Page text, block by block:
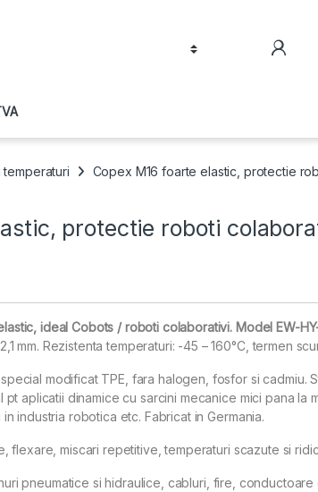
Copex M16 foarte elastic, protectie
protectie roboti
ideal Cobots / roboti colaborativi. Model EW-HY-
mm. Rezistenta temperaturi: -45 – 160°C, termen
modificat TPE, fara halogen, fosfor si cadmiu.
aplicatii dinamice cu sarcini mecanice mici pana la
industria robotica etc. Fabricat in Germania.
flexare, miscari repetitive, temperaturi scazute si
pneumatice si hidraulice, cabluri, fire, conductoare